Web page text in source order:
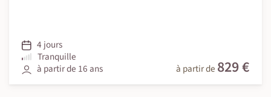
4 jours
Tranquille
à partir de 16 ans
à partir de 829 €